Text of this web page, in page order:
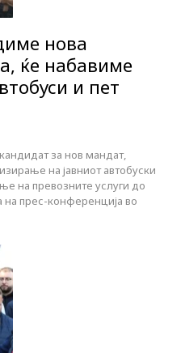
нова
ќе набавиме
и пет
за нов мандат,
на јавниот автобуски
на превозните услуги до
на прес-конференција во